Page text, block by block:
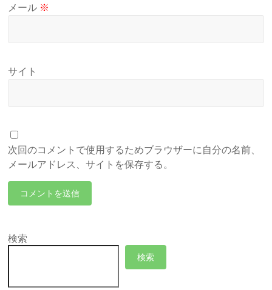
メール ※
サイト
次回のコメントで使用するためブラウザーに自分の名前、
メールアドレス、サイトを保存する。
検索
検索